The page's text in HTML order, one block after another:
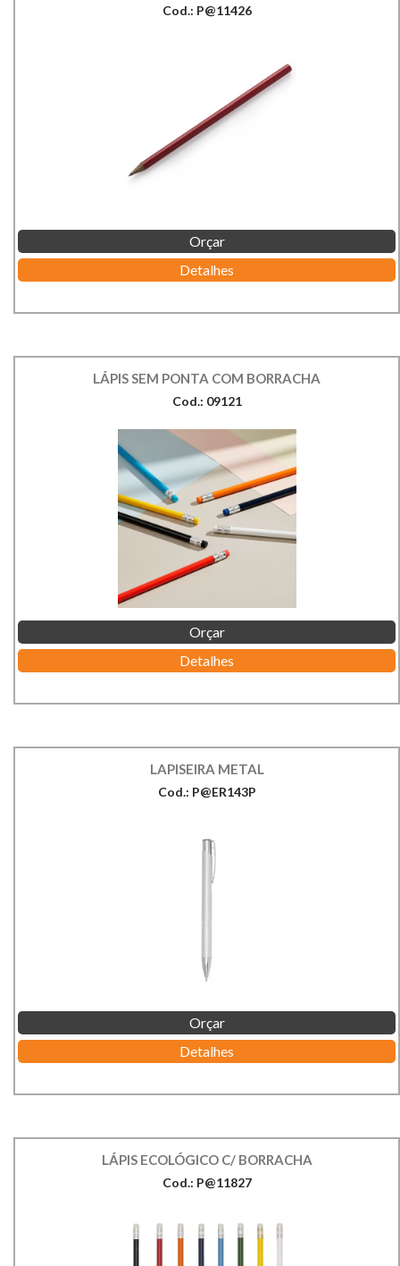
Cod.: P@11426
Orçar
Detalhes
LÁPIS SEM PONTA COM BORRACHA
Cod.: 09121
Orçar
Detalhes
LAPISEIRA METAL
Cod.: P@ER143P
Orçar
Detalhes
LÁPIS ECOLÓGICO C/ BORRACHA
Cod.: P@11827